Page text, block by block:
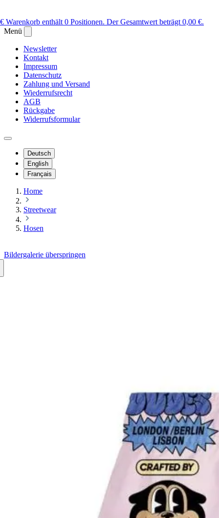
Warenkorb enthält 0 Positionen. Der Gesamtwert beträgt 0,00 €.
Menü
Newsletter
Kontakt
Impressum
Datenschutz
Zahlung und Versand
Wiederrufsrecht
AGB
Rückgabe
Widerrufsformular
Deutsch
English
Français
Home
Streetwear
Hosen
Bildergalerie überspringen